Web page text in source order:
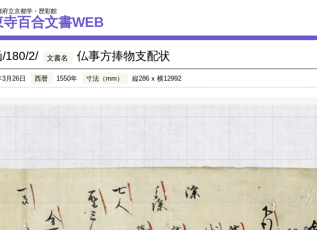
府立京都学・歴彩館
寺百合文書WEB
/180/2/ 文書名 仏事方捧物支配状
月26日 西暦 1550年 寸法（mm） 縦286 x 横12992